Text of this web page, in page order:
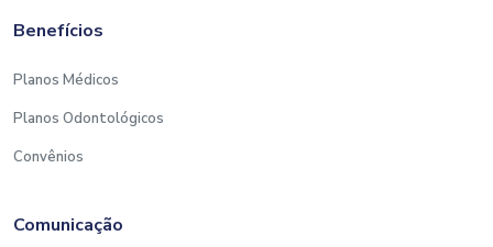
Benefícios
Planos Médicos
Planos Odontológicos
Convênios
Comunicação